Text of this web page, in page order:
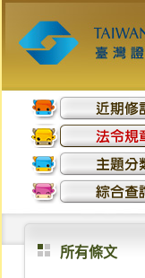
所有條文